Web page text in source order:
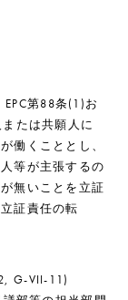
第88条(1)お
たは共願人に
働くこととし、
等が主張するの
無いことを立証
証責任の転
G-VII-11)